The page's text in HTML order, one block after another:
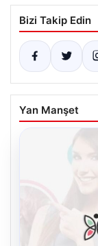
Bizi Takip Edin
Yan Manşet